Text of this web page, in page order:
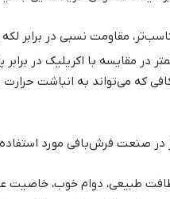
مقاومت نسبی در برابر لکه
در مقایسه با اکریلیک در
که می‌تواند به انباشت
در صنعت فرش‌بافی مورد
طبیعی، دوام خوب، خاصیت